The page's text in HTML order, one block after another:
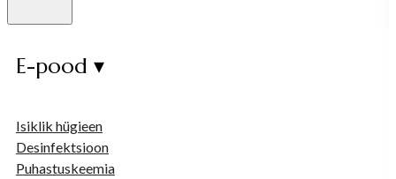
E-pood ▾
Isiklik hügieen
Desinfektsioon
Puhastuskeemia